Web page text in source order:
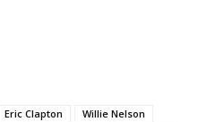
Eric Clapton
Willie Nelson